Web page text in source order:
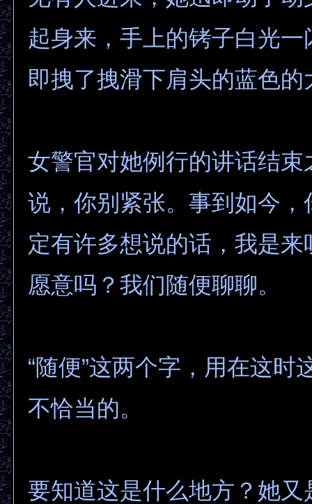
起身来，手上的铐子白光一
即拽了拽滑下肩头的蓝色的
女警官对她例行的讲话结束
说，你别紧张。事到如今，
定有许多想说的话，我是来
愿意吗？我们随便聊聊。
“随便”这两个字，用在这时
不恰当的。
要知道这是什么地方？她又